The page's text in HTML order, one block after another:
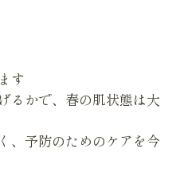
す
るかで、春の肌状態は大
、予防のためのケアを今